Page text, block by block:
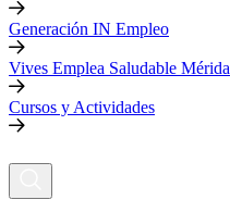
Generación IN Empleo
Vives Emplea Saludable Mérida
Cursos y Actividades